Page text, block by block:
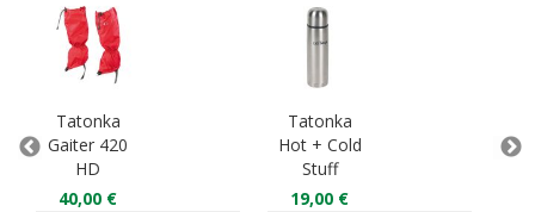
Tatonka
Gaiter 420
HD
40,00 €
Tatonka
Hot + Cold
Stuff
19,00 €